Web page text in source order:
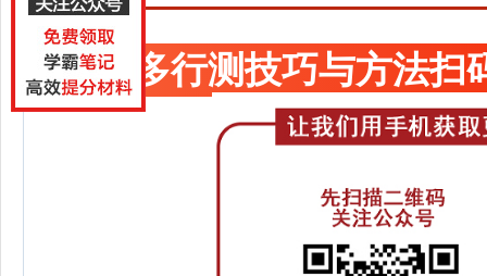
更多行测技巧与方法扫